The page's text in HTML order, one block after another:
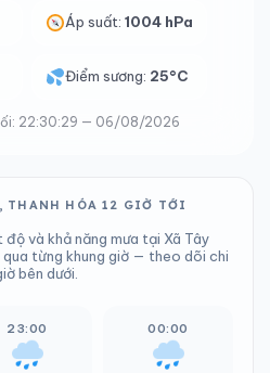
Áp suất:1004 hPa
Điểm sương: 25°C
22:30:29 — 06/08/2026
THANH HÓA 12 GIỜ TỚI
và khả năng mưa tại Xã Tây
từng khung giờ — theo dõi chi
bên dưới.
23:00 00:00